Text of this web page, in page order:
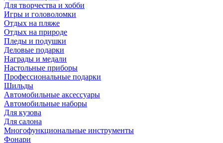
Для творчества и хобби
Игры и головоломки
Отдых на пляже
Отдых на природе
Пледы и подушки
Деловые подарки
Награды и медали
Настольные приборы
Профессиональные подарки
Шильды
Автомобильные аксессуары
Автомобильные наборы
Для кузова
Для салона
Многофункциональные инструменты
Фонари